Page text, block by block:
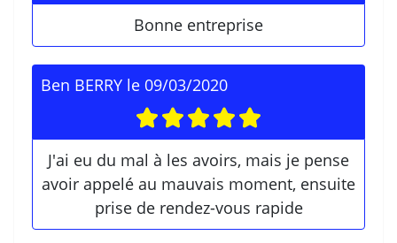
Bonne entreprise
Ben BERRY le 09/03/2020
J'ai eu du mal à les avoirs, mais je pense
avoir appelé au mauvais moment, ensuite
prise de rendez-vous rapide